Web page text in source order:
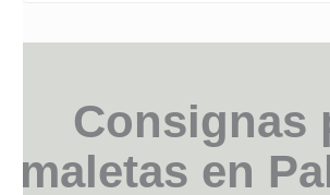
Consignas
maletas en